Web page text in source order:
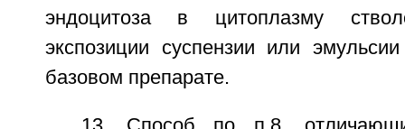
эндоцитоза в цитоплазму
экспозиции суспензии или
базовом препарате.